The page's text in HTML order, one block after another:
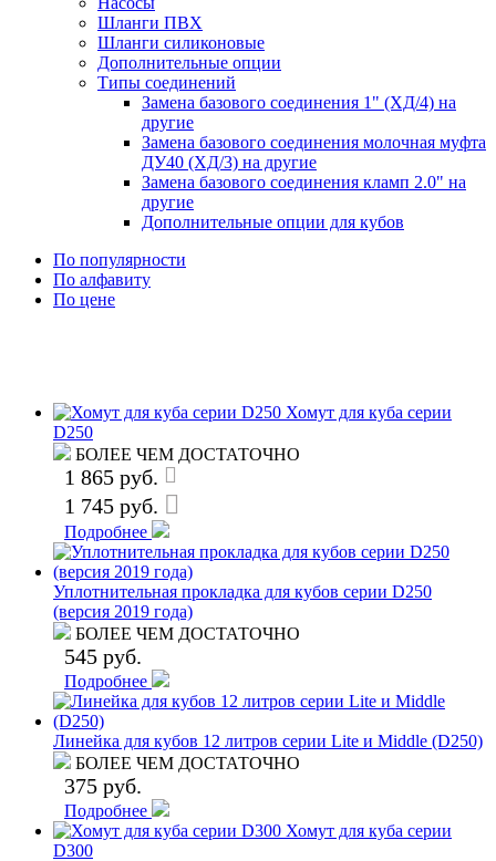
Шланги ПВХ
Шланги силиконовые
Дополнительные опции
Типы соединений
Замена базового соединения 1" (ХД/4) на
другие
Замена базового соединения молочная муфта
ДУ40 (ХД/3) на другие
Замена базового соединения кламп 2.0" на
другие
Дополнительные опции для кубов
По популярности
По алфавиту
По цене
Хомут для куба серии
D250
БОЛЕЕ ЧЕМ ДОСТАТОЧНО
1 865 руб.
1 745 руб.
Подробнее
Уплотнительная прокладка для кубов серии D250
(версия 2019 года)
БОЛЕЕ ЧЕМ ДОСТАТОЧНО
545 руб.
Подробнее
Линейка для кубов 12 литров серии Lite и Middle (D250)
БОЛЕЕ ЧЕМ ДОСТАТОЧНО
375 руб.
Подробнее
Хомут для куба серии
D300